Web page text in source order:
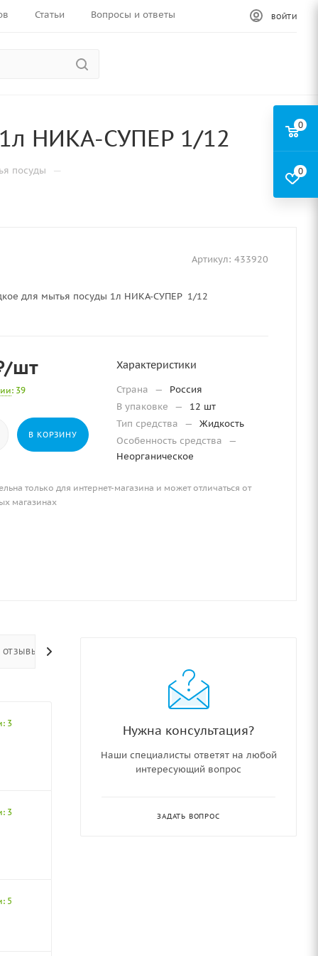
Статьи Вопросы и ответы ВОЙТИ
НИКА-СУПЕР 1/12
посуды —
Артикул: 433920
для мытья посуды 1л НИКА-СУПЕР 1/12
/шт
: 39
В КОРЗИНУ
Характеристики
Страна —
Россия
В упаковке
—
12 шт
Тип средства
—
Жидкость
Особенность средства
—
Неорганическое
только для интернет-магазина и может отличаться от
магазинах
ОТЗЫВЫ
3
3
5
Нужна консультация?
Наши специалисты ответят на любой
интересующий вопрос
ЗАДАТЬ ВОПРОС
0
0